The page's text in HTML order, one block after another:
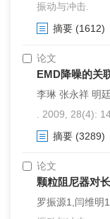
振动与冲击.
摘要 (1612)
论文
EMD降噪的关
李琳 张永祥 明
. 2009, 28(4):
摘要 (3289)
论文
颗粒阻尼器对
罗振源1,闫维明